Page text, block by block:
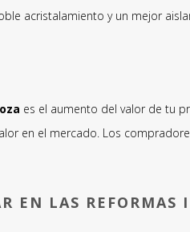
acristalamiento y un mejor
es el aumento del valor de tu
en el mercado. Los
EN LAS REFORMAS